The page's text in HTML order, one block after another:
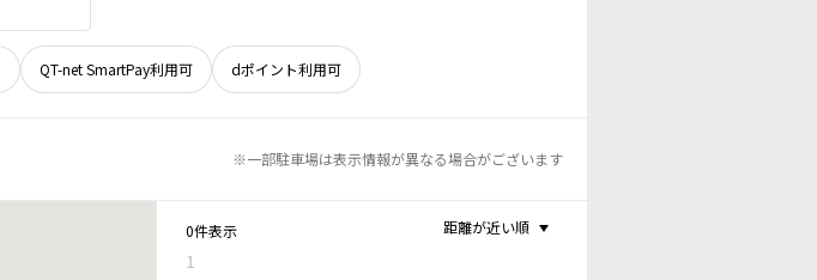
QT-net SmartPay利用可 dポイント利用可
※一部駐車場は表示情報が異なる場合がございます
0件表示
1
距離が近い順